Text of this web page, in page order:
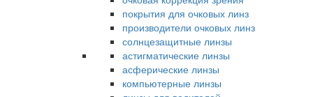
покрытия для очковых линз
производители очковых линз
солнцезащитные линзы
астигматические линзы
асферические линзы
компьютерные линзы